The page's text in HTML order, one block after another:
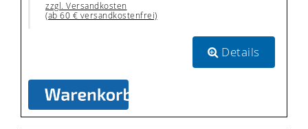
zzgl. Versandkosten
(ab 60 € versandkostenfrei)
Details